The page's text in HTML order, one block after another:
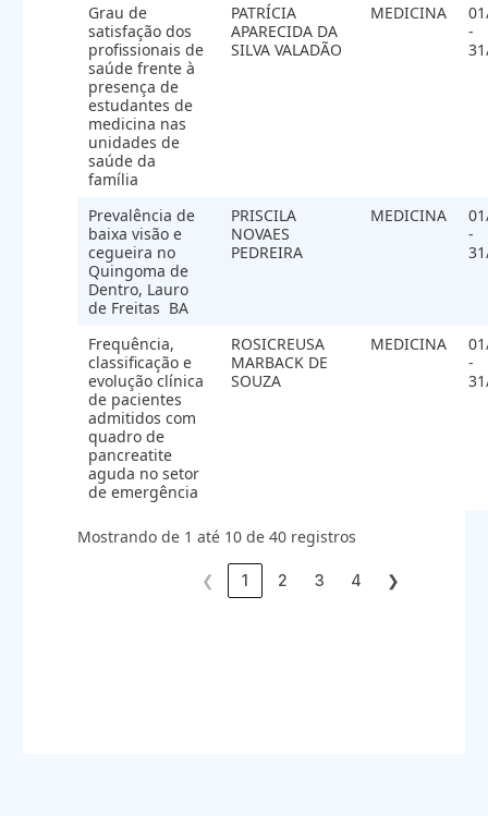
Grau de
satisfação dos
profissionais de
saúde frente à
presença de
estudantes de
medicina nas
unidades de
saúde da
família
PATRÍCIA
APARECIDA DA
SILVA VALADÃO
MEDICINA
-
Prevalência de
baixa visão e
cegueira no
Quingoma de
Dentro, Lauro
de Freitas  BA
PRISCILA
NOVAES
PEDREIRA
MEDICINA
-
Frequência,
classificação e
evolução clínica
de pacientes
admitidos com
quadro de
pancreatite
aguda no setor
de emergência
ROSICREUSA
MARBACK DE
SOUZA
MEDICINA
-
Mostrando de 1 até 10 de 40 registros
❮ 1 2 3 4 ❯